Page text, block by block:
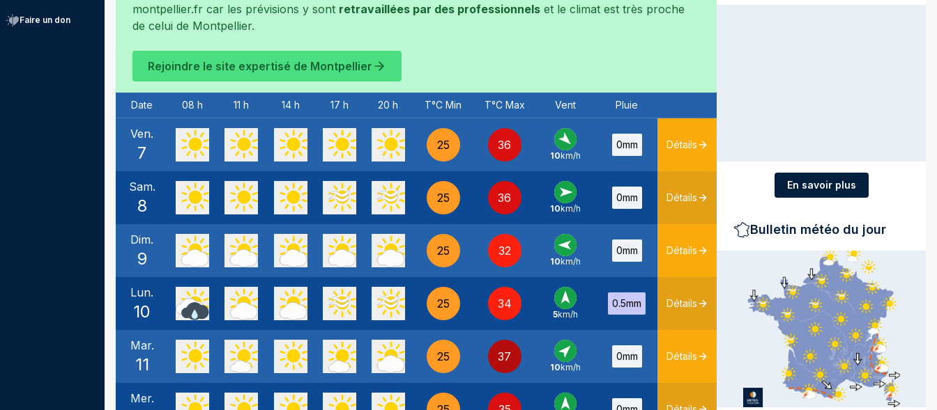
Faire un don
montpellier.fr car les prévisions y sont retravaillées par des professionnels et le climat est très proche
de celui de Montpellier.
Rejoindre le site expertisé de Montpellier
Date 08 h 11 h 14 h 17 h 20 h T°C Min T°C Max Vent Pluie
Ven.
7 25 36
NO -
10km/h
0mm Détails
Sam.
8 25 36
O -
10km/h
0mm Détails
Dim.
9 25 32
E -
10km/h
0mm Détails
Lun.
10 25 34
S -
5km/h
0.5mm Détails
Mar.
11 25 37
SO -
10km/h
0mm Détails
Mer.
En savoir plus
Bulletin météo du jour